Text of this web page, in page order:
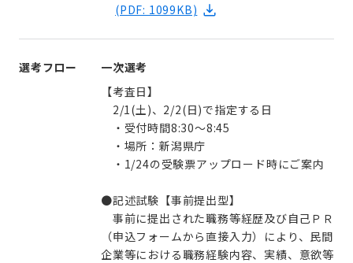
(PDF: 1099KB)
選考フロー
一次選考
【考査日】
2/1(土)、2/2(日)で指定する日
・受付時間8:30～8:45
・場所：新潟県庁
・1/24の受験票アップロード時にご案内
●記述試験【事前提出型】
事前に提出された職務等経歴及び自己ＰＲ
（申込フォームから直接入力）により、民間
企業等における職務経験内容、実績、意欲等